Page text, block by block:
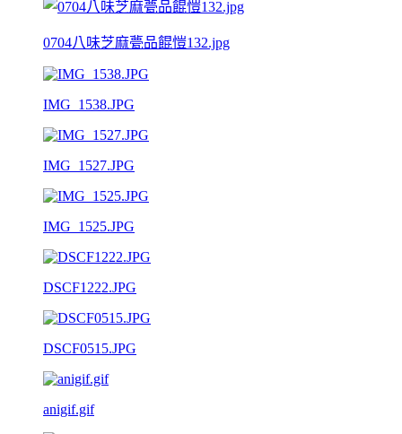
0704八味芝麻甍品餛愷132.jpg
IMG_1538.JPG
IMG_1527.JPG
IMG_1525.JPG
DSCF1222.JPG
DSCF0515.JPG
anigif.gif